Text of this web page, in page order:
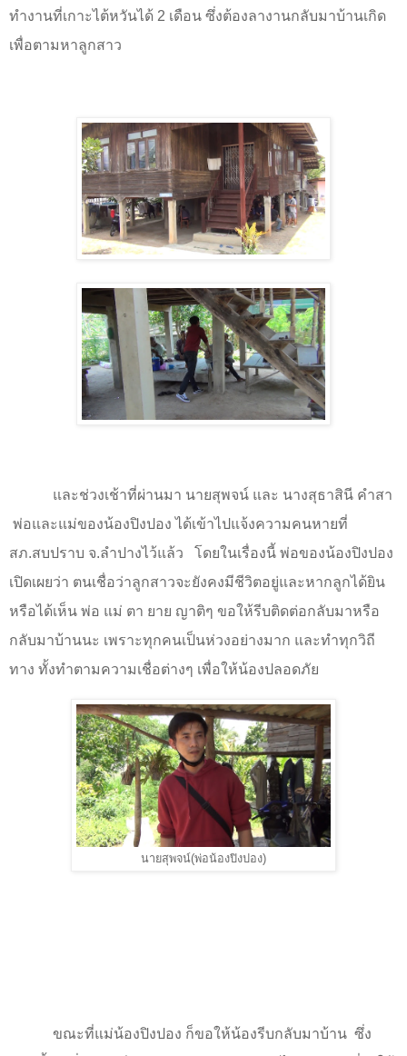
ทำงานที่เกาะไต้หวันได้ 2 เดือน ซึ่งต้องลางานกลับมาบ้านเกิด
เพื่อตามหาลูกสาว
และช่วงเช้าที่ผ่านมา นายสุพจน์ และ นางสุธาสินี คำสา
พ่อและแม่ของน้องปิงปอง ได้เข้าไปแจ้งความคนหายที่
สภ.สบปราบ จ.ลำปางไว้แล้ว
โดยในเรื่องนี้ พ่อของน้องปิงปอง
เปิดเผยว่า ตนเชื่อว่าลูกสาวจะยังคงมีชีวิตอยู่และหากลูกได้ยิน
หรือได้เห็น พ่อ แม่ ตา ยาย ญาติๆ ขอให้รีบติดต่อกลับมาหรือ
กลับมาบ้านนะ เพราะทุกคนเป็นห่วงอย่างมาก และทำทุกวิถี
ทาง ทั้งทำตามความเชื่อต่างๆ เพื่อให้น้องปลอดภัย
นายสุพจน์(พ่อน้องปิงปอง)
ขณะที่แม่น้องปิงปอง ก็ขอให้น้องรีบกลับมาบ้าน ซึ่ง